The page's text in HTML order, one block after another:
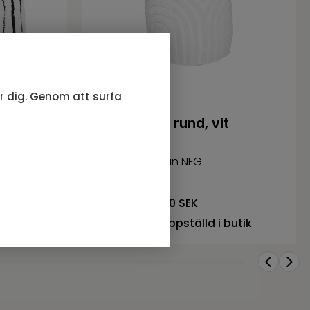
dig. Genom att surfa
BUFFY Puff, rund, vit
Serie BUFFY från NFG
1 240 SEK
I lager, ej uppställd i butik